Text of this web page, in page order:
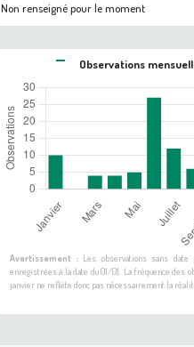
Non renseigné pour le moment
Observations
Avertissement :Les observations sans date
enregistrées à la date du 01/01. La fréquence des
janvier ne reflète donc pas nécessairement la